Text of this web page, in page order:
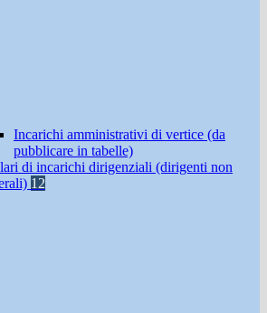
Incarichi amministrativi di vertice (da
pubblicare in tabelle)
di incarichi dirigenziali (dirigenti non
12